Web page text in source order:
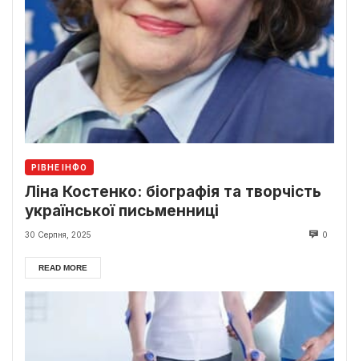
РІВНЕ ІНФО
Ліна Костенко: біографія та творчість
української письменниці
30 Серпня, 2025 0
READ MORE